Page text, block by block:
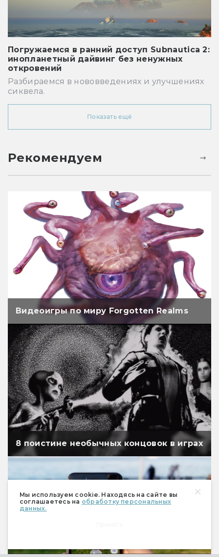
Мы используем cookie. Находясь на сайте вы
соглашаетесь на обработку персональных
данных.
Погружаемся в ранний доступ Subnautica 2:
инопланетный дайвинг без ненужных
откровений
Разбираемся в нововведениях и улучшениях
сиквела.
Показать ещё
Рекомендуем
Видеоигры по миру Forgotten Realms
8 поистине необычных концовок в играх